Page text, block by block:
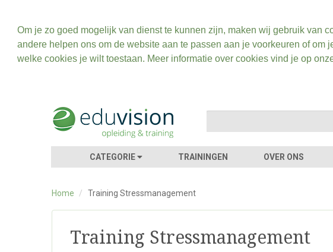
Om je zo goed mogelijk van dienst te kunnen zijn, maken wij gebruik van
andere helpen ons om de website aan te passen aan je voorkeuren of
welke cookies je wilt toestaan. Meer informatie over cookies vind je op
CATEGORIE TRAININGEN OVER ONS
Home / Training Stressmanagement
Training Stressmanagement